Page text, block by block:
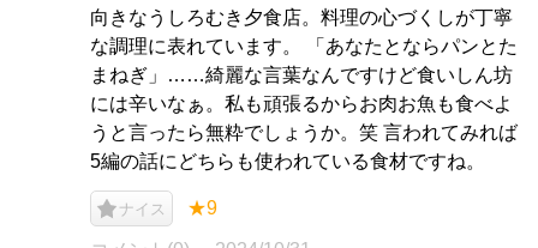
向きなうしろむき夕食店。料理の心づくしが丁寧
な調理に表れています。 「あなたとならパンとた
まねぎ」……綺麗な言葉なんですけど食いしん坊
には辛いなぁ。私も頑張るからお肉お魚も食べよ
うと言ったら無粋でしょうか。笑 言われてみれば
5編の話にどちらも使われている食材ですね。
ナイス ★9